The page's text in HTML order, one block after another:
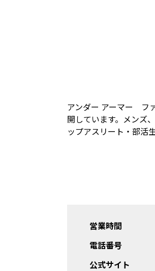
アンダー アーマー フ
開しています。メンズ
ップアスリート・部活
営業時間
電話番号
公式サイト